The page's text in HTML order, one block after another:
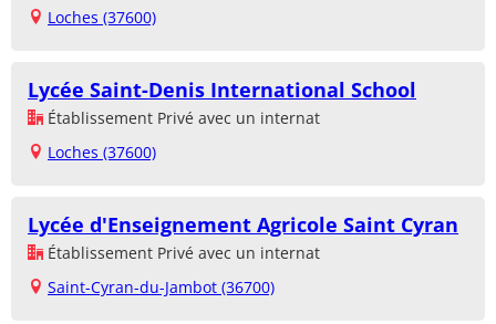
Loches (37600)
Lycée Saint-Denis International School
Établissement Privé avec un internat
Loches (37600)
Lycée d'Enseignement Agricole Saint Cyran
Établissement Privé avec un internat
Saint-Cyran-du-Jambot (36700)